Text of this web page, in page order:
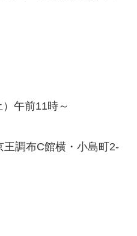
午前11時～
王調布C館横・小島町2-